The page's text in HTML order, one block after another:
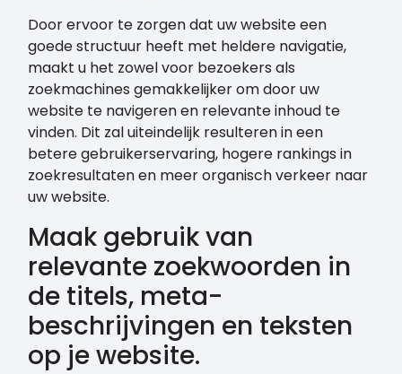
Door ervoor te zorgen dat uw website een
goede structuur heeft met heldere navigatie,
maakt u het zowel voor bezoekers als
zoekmachines gemakkelijker om door uw
website te navigeren en relevante inhoud te
vinden. Dit zal uiteindelijk resulteren in een
betere gebruikerservaring, hogere rankings in
zoekresultaten en meer organisch verkeer naar
uw website.
Maak gebruik van
relevante zoekwoorden in
de titels, meta-
beschrijvingen en teksten
op je website.